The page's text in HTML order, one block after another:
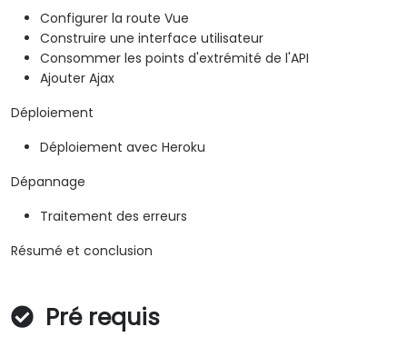
Configurer la route Vue
Construire une interface utilisateur
Consommer les points d'extrémité de l'API
Ajouter Ajax
Déploiement
Déploiement avec Heroku
Dépannage
Traitement des erreurs
Résumé et conclusion
Pré requis